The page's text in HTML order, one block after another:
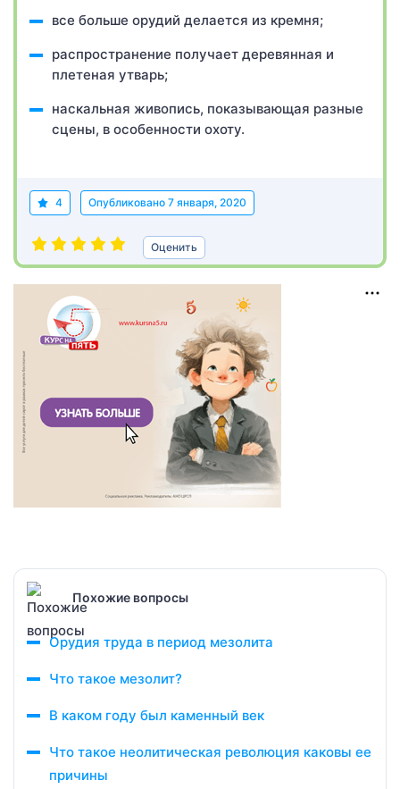
все больше орудий делается из кремня;
распространение получает деревянная и
плетеная утварь;
наскальная живопись, показывающая разные
сцены, в особенности охоту.
4 Опубликовано 7 января, 2020
Оценить
Похожие вопросы
Орудия труда в период мезолита
Что такое мезолит?
В каком году был каменный век
Что такое неолитическая революция каковы ее
причины